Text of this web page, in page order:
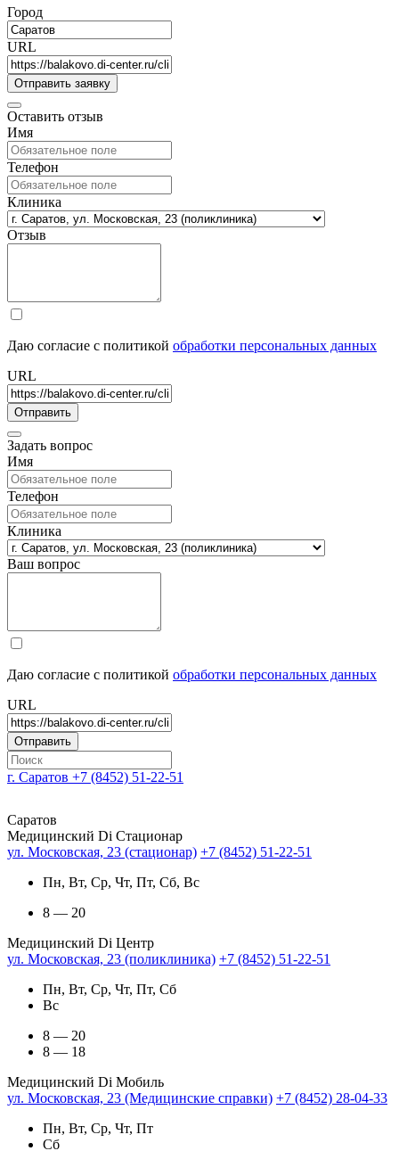
Город
URL
Оставить отзыв
Имя
Телефон
Клиника
Отзыв
Даю согласие с политикой обработки персональных данных
URL
Задать вопрос
Имя
Телефон
Клиника
Ваш вопрос
Даю согласие с политикой обработки персональных данных
URL
г. Саратов +7 (8452) 51-22-51
Саратов
Медицинский Di Стационар
ул. Московская, 23 (стационар) +7 (8452) 51-22-51
Пн, Вт, Ср, Чт, Пт, Сб, Вс
8 — 20
Медицинский Di Центр
ул. Московская, 23 (поликлиника) +7 (8452) 51-22-51
Пн, Вт, Ср, Чт, Пт, Сб
Вс
8 — 20
8 — 18
Медицинский Di Мобиль
ул. Московская, 23 (Медицинские справки) +7 (8452) 28-04-33
Пн, Вт, Ср, Чт, Пт
Сб